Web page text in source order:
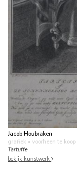
Jacob Houbraken
grafiek • voorheen te koop
Tartuffe
bekijk kunstwerk